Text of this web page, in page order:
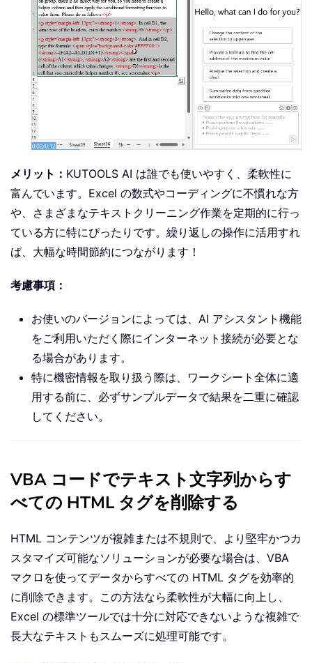
メリット： KUTOOLS AI は誰でも使いやすく、柔軟性に
富んでいます。Excel の数式やコーディングに不慣れな方
や、さまざまなテキストクリーニング作業を定期的に行っ
ている方に特にぴったりです。繰り返しの操作に活用すれ
ば、大幅な時間節約につながります！
考慮事項：
お使いのバージョンによっては、AI アシスタント機能
をご利用いただく際にインターネット接続が必要とな
る場合があります。
特に機密情報を取り扱う際は、ワークシート全体に適
用する前に、必ずサンプルデータで結果を二重に確認
してください。
VBA コードでテキスト文字列からす
べての HTML タグを削除する
HTML コンテンツが複雑または不規則で、より堅牢かつカ
スタマイズ可能なソリューションが必要な場合は、VBA
マクロを使ってデータからすべての HTML タグを効率的
に削除できます。この方法なら柔軟性が大幅に向上し、
Excel の標準ツールでは十分に対応できないような複雑で
長大なテキストもスムーズに処理可能です。